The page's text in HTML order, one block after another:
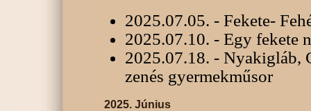
2025.07.05. - Fekete-
2025.07.10. - Egy fekete
2025.07.18. - Nyakigláb,
zenés gyermekműsor
2025. Június